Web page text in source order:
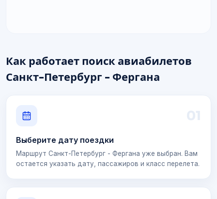
Как работает поиск авиабилетов
Санкт-Петербург - Фергана
01
Выберите дату поездки
Маршрут Санкт-Петербург - Фергана уже выбран. Вам
остается указать дату, пассажиров и класс перелета.